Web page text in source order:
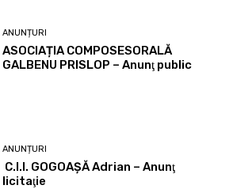
ANUNȚURI
ASOCIAȚIA COMPOSESORALĂ
GALBENU PRISLOP – Anunţ public
ANUNȚURI
C.I.I. GOGOAŞĂ Adrian – Anunţ
licitaţie